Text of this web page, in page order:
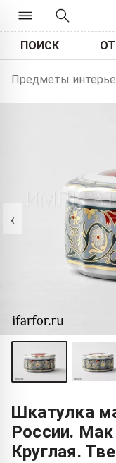
ПОИСК
Предметы
‹
Шкатулка
России.
Круглая.